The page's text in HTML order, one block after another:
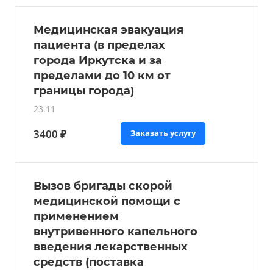
Медицинская эвакуация
пациента (в пределах
города Иркутска и за
пределами до 10 км от
границы города)
23.11
3400 ₽ Заказать услугу
Вызов бригады скорой
медицинской помощи с
применением
внутривенного капельного
введения лекарственных
средств (поставка